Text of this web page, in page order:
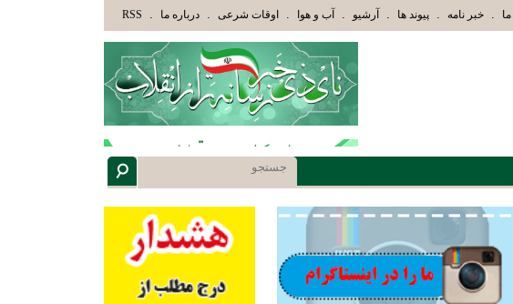
أَحْسَنَهُ أُوْلَئِكَ الَّذِينَ هَدَاهُمُ اللَّهُ وَأُوْلَئِكَ هُمْ أُوْلُوا الْأَلْبَابِ» عاقلان هدایت یافته،حرفها را میشنوند و سپس
. خبر نامه . پیوند ها . آرشیو . آب و هوا . اوقات شرعی . درباره ما .
RSS